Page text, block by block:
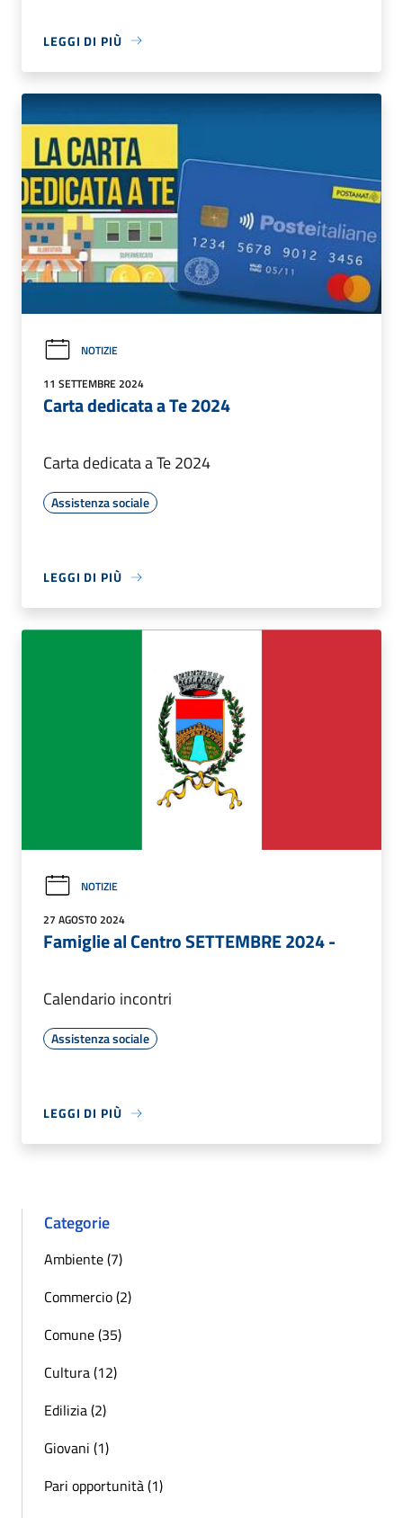
LEGGI DI PIÙ
NOTIZIE
11 SETTEMBRE 2024
Carta dedicata a Te 2024
Carta dedicata a Te 2024
Assistenza sociale
LEGGI DI PIÙ
NOTIZIE
27 AGOSTO 2024
Famiglie al Centro SETTEMBRE 2024 -
Calendario incontri
Assistenza sociale
LEGGI DI PIÙ
Categorie
Ambiente (7)
Commercio (2)
Comune (35)
Cultura (12)
Edilizia (2)
Giovani (1)
Pari opportunità (1)